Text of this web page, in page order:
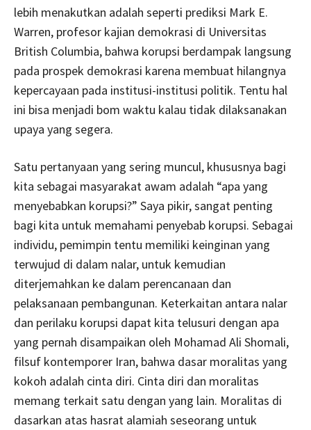
lebih menakutkan adalah seperti prediksi Mark E.
Warren, profesor kajian demokrasi di Universitas
British Columbia, bahwa korupsi berdampak langsung
pada prospek demokrasi karena membuat hilangnya
kepercayaan pada institusi-institusi politik. Tentu hal
ini bisa menjadi bom waktu kalau tidak dilaksanakan
upaya yang segera.
Satu pertanyaan yang sering muncul, khususnya bagi
kita sebagai masyarakat awam adalah “apa yang
menyebabkan korupsi?” Saya pikir, sangat penting
bagi kita untuk memahami penyebab korupsi. Sebagai
individu, pemimpin tentu memiliki keinginan yang
terwujud di dalam nalar, untuk kemudian
diterjemahkan ke dalam perencanaan dan
pelaksanaan pembangunan. Keterkaitan antara nalar
dan perilaku korupsi dapat kita telusuri dengan apa
yang pernah disampaikan oleh Mohamad Ali Shomali,
filsuf kontemporer Iran, bahwa dasar moralitas yang
kokoh adalah cinta diri. Cinta diri dan moralitas
memang terkait satu dengan yang lain. Moralitas di
dasarkan atas hasrat alamiah seseorang untuk